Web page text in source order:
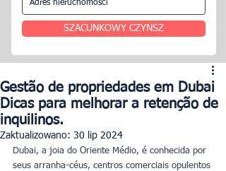
SZACUNKOWY CZYNSZ
Gestão de propriedades em Dubai
Dicas para melhorar a retenção de
inquilinos.
Zaktualizowano: 30 lip 2024
Dubai, a joia do Oriente Médio, é conhecida por
seus arranha-céus, centros comerciais opulentos